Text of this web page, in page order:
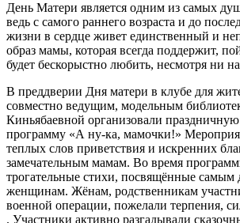
День Матери является одним из самых
ведь с самого раннего возраста и до
жизни в сердце живет единственный и
образ мамы, которая всегда поддержит,
будет бескорыстно любить, несмотря ни
В преддверии Дня матери в клубе для
совместно ведущим, модельным
Киньябаевной организовали
программу «А ну-ка, мамочки!»
теплых слов приветствия и искренних
замечательным мамам. Во время
трогательные стихи, посвящённые
женщинам. Жёнам, родственникам
военной операции, пожелали терпения,
. Участники активно разгадывали